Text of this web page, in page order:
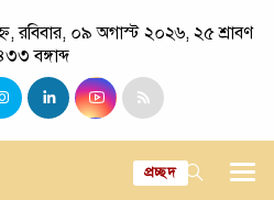
রবিবার, ০৯ অগাস্ট ২০২৬, ২৫ শ্রাবণ
বঙ্গাব্দ
প্রচ্ছদ